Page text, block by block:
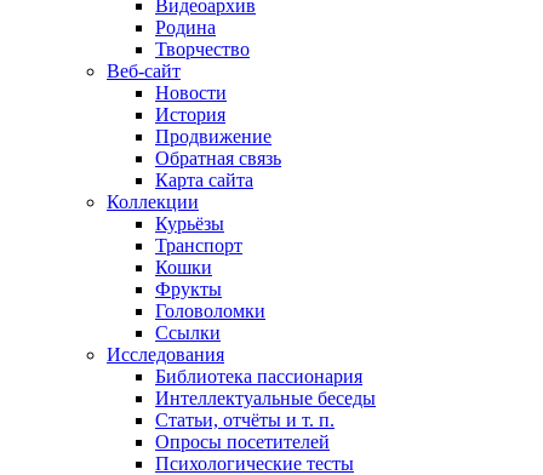
Видеоархив
Родина
Творчество
Веб-сайт
Новости
История
Продвижение
Обратная связь
Карта сайта
Коллекции
Курьёзы
Транспорт
Кошки
Фрукты
Головоломки
Ссылки
Исследования
Библиотека пассионария
Интеллектуальные беседы
Статьи, отчёты и т. п.
Опросы посетителей
Психологические тесты